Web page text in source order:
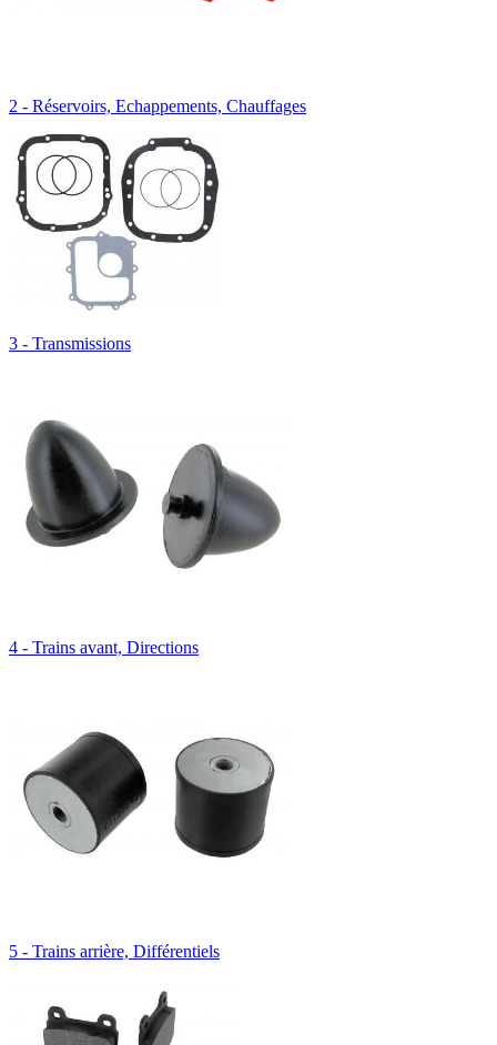
2 - Réservoirs, Echappements, Chauffages
3 - Transmissions
4 - Trains avant, Directions
5 - Trains arrière, Différentiels